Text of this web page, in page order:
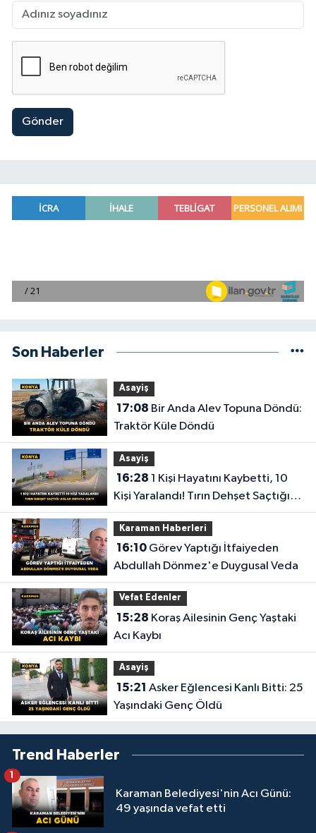
Gönder
Son Haberler
Asayiş
17:08
Traktör Küle Döndü
Asayiş
16:28
Kişi Yaralandı! Tırın Dehşet Saçtığı
Anlar Ortaya Çıktı
Karaman Haberleri
16:10Görev Yaptığı İtfaiyeden
Abdullah Dönmez'e Duygusal Veda
Vefat Edenler
15:28
Acı Kaybı
Asayiş
15:21
Yaşındaki Genç Öldü
Trend Haberler
Karaman Belediyesi'nin Acı Günü:
49 yaşında vefat etti
1